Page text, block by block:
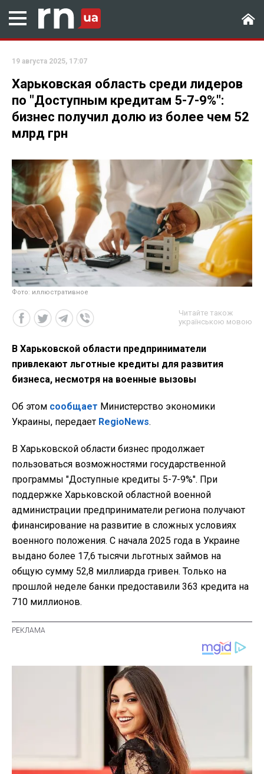
19 августа 2025, 17:07
Харьковская область среди лидеров
по "Доступным кредитам 5-7-9%":
бизнес получил долю из более чем 52
млрд грн
Фото: иллюстративное
Читайте також
українською мовою
В Харьковской области предприниматели
привлекают льготные кредиты для развития
бизнеса, несмотря на военные вызовы
Об этом сообщает Министерство экономики
Украины, передает RegioNews.
В Харьковской области бизнес продолжает
пользоваться возможностями государственной
программы "Доступные кредиты 5-7-9%". При
поддержке Харьковской областной военной
администрации предприниматели региона получают
финансирование на развитие в сложных условиях
военного положения. С начала 2025 года в Украине
выдано более 17,6 тысячи льготных займов на
общую сумму 52,8 миллиарда гривен. Только на
прошлой неделе банки предоставили 363 кредита на
710 миллионов.